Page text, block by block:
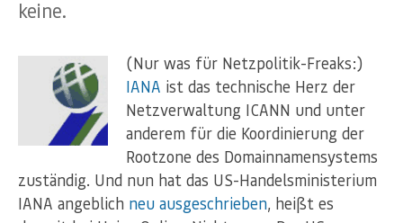
keine.
(Nur was für Netzpolitik-Freaks:)
IANA ist das technische Herz der
Netzverwaltung ICANN und unter
anderem für die Koordinierung der
Rootzone des Domainnamensystems
zuständig. Und nun hat das US-Handelsministerium
IANA angeblich neu ausgeschrieben, heißt es